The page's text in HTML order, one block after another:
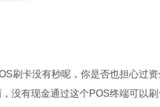
刷卡没有秒呢，你是否也担心过
没有现金通过这个POS终端可以